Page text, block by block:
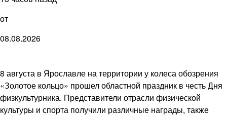
от
08.08.2026
8 августа в Ярославле на территории у колеса обозрения
«Золотое кольцо» прошел областной праздник в честь Дня
физкультурника. Представители отрасли физической
культуры и спорта получили различные награды, также